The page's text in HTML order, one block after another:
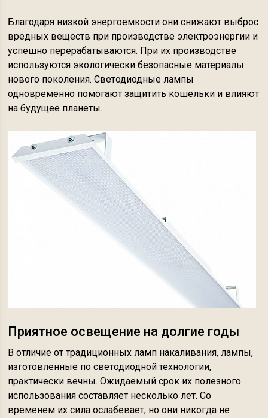
Благодаря низкой энергоемкости они снижают выброс
вредных веществ при производстве электроэнергии и
успешно перерабатываются. При их производстве
используются экологически безопасные материалы
нового поколения. Светодиодные лампы
одновременно помогают защитить кошельки и влияют
на будущее планеты.
Приятное освещение на долгие годы
В отличие от традиционных ламп накаливания, лампы,
изготовленные по светодиодной технологии,
практически вечны. Ожидаемый срок их полезного
использования составляет несколько лет. Со
временем их сила ослабевает, но они никогда не